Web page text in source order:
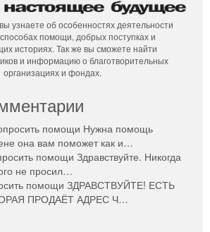
узнаете об особенностях деятельности
помощи, добрых поступках и
историях. Так же вы сможете найти
и информацию о благотворительных
организациях и фондах.
помощи Нужна помощь
она вам поможет как и…
помощи Здравствуйте. Никогда
не просил…
помощи ЗДРАВСТВУЙТЕ! ЕСТЬ
ПРОДАЁТ АДРЕС Ч…